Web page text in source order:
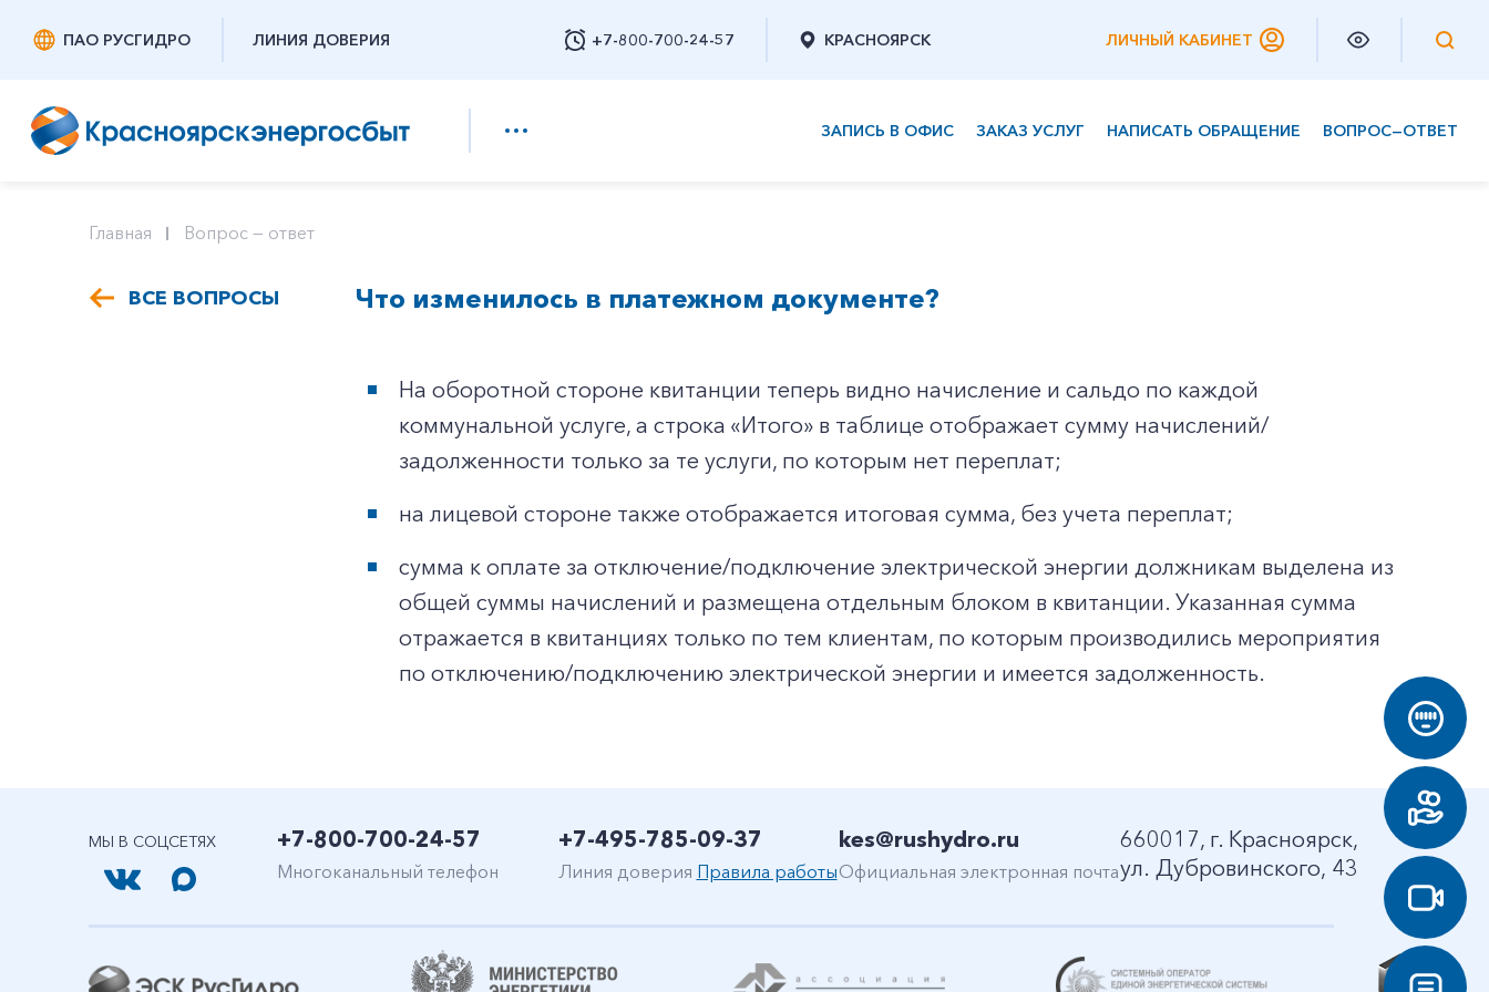
ПАО РУСГИДРО ЛИНИЯ ДОВЕРИЯ +7-800-700-24-57
Заказать обратный звонок
КРАСНОЯРСК ЛИЧНЫЙ КАБИНЕТ
ЗАПИСЬ В ОФИС ЗАКАЗ УСЛУГ НАПИСАТЬ ОБРАЩЕНИЕ ВОПРОС—ОТВЕТ
Частным клиентам
Главная Вопрос — ответ
ВСЕ ВОПРОСЫ Что изменилось в платежном документе?
На оборотной стороне квитанции теперь видно начисление и сальдо по каждой
коммунальной услуге, а строка «Итого» в таблице отображает сумму начислений/
задолженности только за те услуги, по которым нет переплат;
на лицевой стороне также отображается итоговая сумма, без учета переплат;
сумма к оплате за отключение/подключение электрической энергии должникам выделена из
общей суммы начислений и размещена отдельным блоком в квитанции. Указанная сумма
отражается в квитанциях только по тем клиентам, по которым производились мероприятия
по отключению/подключению электрической энергии и имеется задолженность.
МЫ В СОЦСЕТЯХ +7-800-700-24-57
Многоканальный телефон
+7-495-785-09-37
Линия доверия Правила работы
kes@rushydro.ru
Официальная электронная почта
660017, г. Красноярск,
ул. Дубровинского, 43